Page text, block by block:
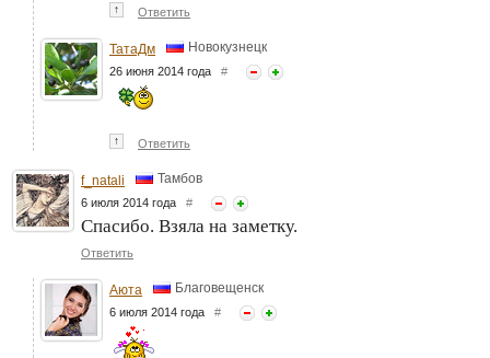
↑ Ответить
ТатаДм Новокузнецк
26 июня 2014 года #
↑ Ответить
f_natali Тамбов
6 июля 2014 года #
Спасибо. Взяла на заметку.
Ответить
Аюта Благовещенск
6 июля 2014 года #